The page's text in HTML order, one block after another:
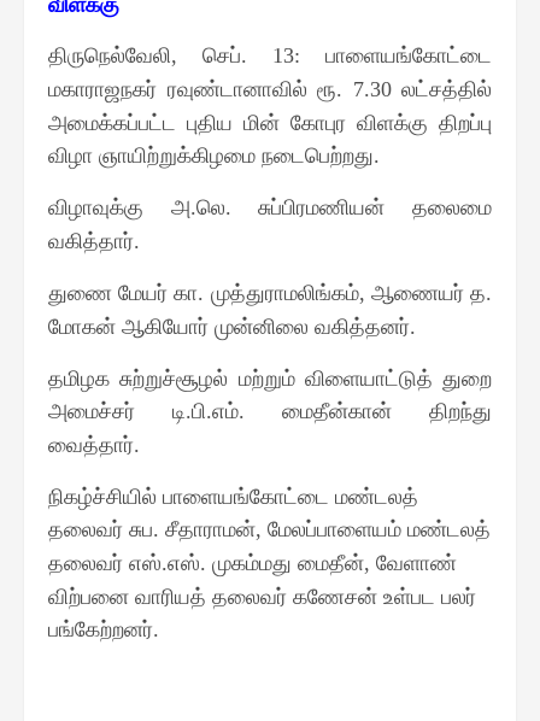
திருநெல்வேலி, செப். 13: பாளையங்கோட்டை
மகாராஜநகர் ரவுண்டானாவில் ரூ. 7.30 லட்சத்தில்
அமைக்கப்பட்ட புதிய மின் கோபுர விளக்கு திறப்பு
விழா ஞாயிற்றுக்கிழமை நடைபெற்றது.
விழாவுக்கு அ.லெ.சுப்பிரமணியன் தலைமை
வகித்தார்.
துணை மேயர் கா. முத்துராமலிங்கம், ஆணையர் த.
மோகன் ஆகியோர் முன்னிலை வகித்தனர்.
தமிழக சுற்றுச்சூழல் மற்றும் விளையாட்டுத் துறை
அமைச்சர் டி.பி.எம். மைதீன்கான் திறந்து
வைத்தார்.
நிகழ்ச்சியில் பாளையங்கோட்டை மண்டலத்
தலைவர் சுப. சீதாராமன், மேலப்பாளையம் மண்டலத்
தலைவர் எஸ்.எஸ். முகம்மது மைதீன், வேளாண்
விற்பனை வாரியத் தலைவர் கணேசன் உள்பட பலர்
பங்கேற்றனர்.